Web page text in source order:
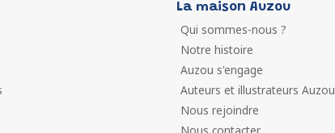
La maison Auzou
Qui sommes-nous ?
Notre histoire
Auzou s'engage
Auteurs et illustrateurs Auzou
Nous rejoindre